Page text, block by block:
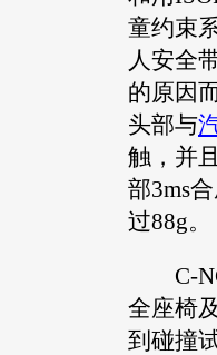
童约束
人安全
的原因
头部与
触，并
部3ms
过88g。
C-
全座椅
到碰撞